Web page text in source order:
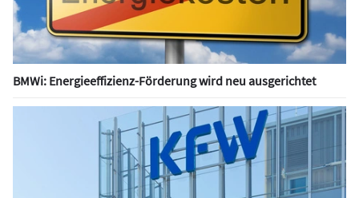
BMWi: Energieeffizienz-Förderung wird neu ausgerichtet